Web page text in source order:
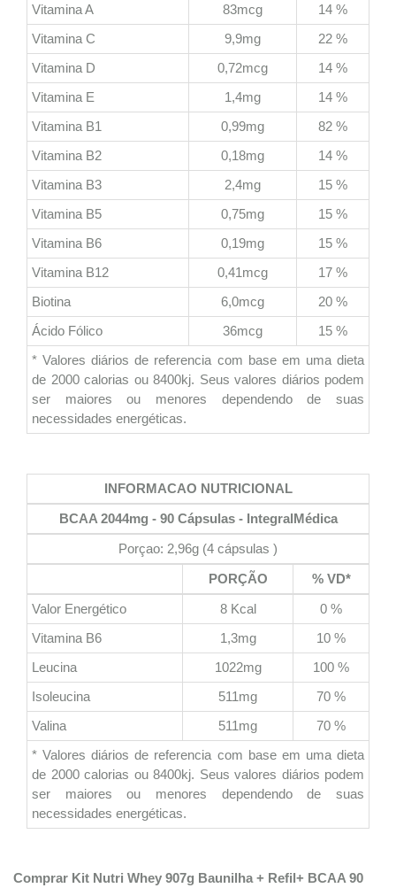
Vitamina A
83mcg
14 %
Vitamina C
9,9mg
22 %
Vitamina D
0,72mcg
14 %
Vitamina E
1,4mg
14 %
Vitamina B1
0,99mg
82 %
Vitamina B2
0,18mg
14 %
Vitamina B3
2,4mg
15 %
Vitamina B5
0,75mg
15 %
Vitamina B6
0,19mg
15 %
Vitamina B12
0,41mcg
17 %
Biotina
6,0mcg
20 %
Ácido Fólico
36mcg
15 %
* Valores diários de referencia com base em uma dieta
de 2000 calorias ou 8400kj. Seus valores diários podem
ser maiores ou menores dependendo de suas
necessidades energéticas.
INFORMACAO NUTRICIONAL
BCAA 2044mg - 90 Cápsulas - IntegralMédica
Porçao: 2,96g (4 cápsulas )
PORÇÃO
% VD*
Valor Energético
8 Kcal
0 %
Vitamina B6
1,3mg
10 %
Leucina
1022mg
100 %
Isoleucina
511mg
70 %
Valina
511mg
70 %
* Valores diários de referencia com base em uma dieta
de 2000 calorias ou 8400kj. Seus valores diários podem
ser maiores ou menores dependendo de suas
necessidades energéticas.
Comprar Kit Nutri Whey 907g Baunilha + Refil+ BCAA 90